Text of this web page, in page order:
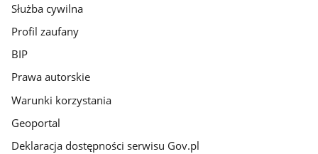
Służba cywilna
Profil zaufany
BIP
Prawa autorskie
Warunki korzystania
Geoportal
Deklaracja dostępności serwisu Gov.pl